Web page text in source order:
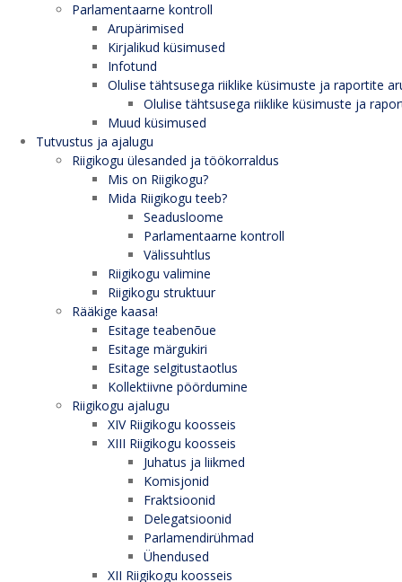
Parlamentaarne kontroll
Arupärimised
Kirjalikud küsimused
Infotund
Olulise tähtsusega riiklike küsimuste ja raportite
Olulise tähtsusega riiklike küsimuste ja
Muud küsimused
Tutvustus ja ajalugu
Riigikogu ülesanded ja töökorraldus
Mis on Riigikogu?
Mida Riigikogu teeb?
Seadusloome
Parlamentaarne kontroll
Välissuhtlus
Riigikogu valimine
Riigikogu struktuur
Rääkige kaasa!
Esitage teabenõue
Esitage märgukiri
Esitage selgitustaotlus
Kollektiivne pöördumine
Riigikogu ajalugu
XIV Riigikogu koosseis
XIII Riigikogu koosseis
Juhatus ja liikmed
Komisjonid
Fraktsioonid
Delegatsioonid
Parlamendirühmad
Ühendused
XII Riigikogu koosseis